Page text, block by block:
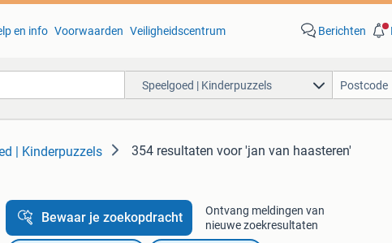
en info Voorwaarden Veiligheidscentrum Berichten
Speelgoed | Kinderpuzzels
| Kinderpuzzels 354 resultaten voor 'jan van haasteren'
Bewaar je zoekopdracht
Ontvang meldingen van
nieuwe zoekresultaten